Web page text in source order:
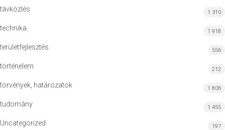
távközlés 1 310
technika 1 918
területfejlesztés 556
történelem 212
törvények, határozatok 1 806
tudomány 1 455
Uncategorized 197